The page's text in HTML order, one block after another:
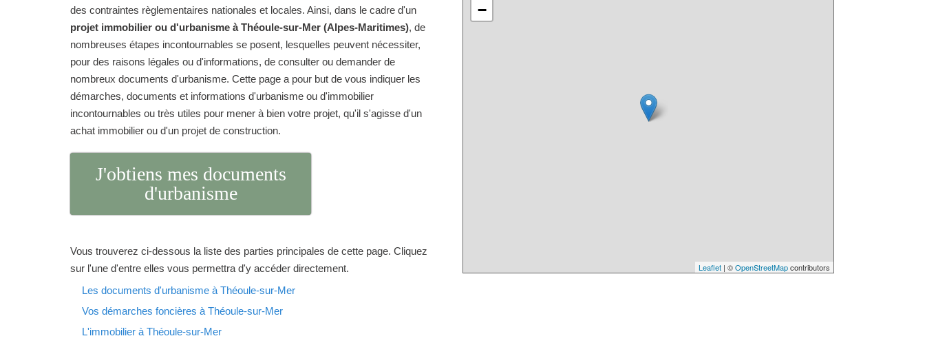
des contraintes règlementaires nationales et locales. Ainsi, dans le cadre d'un
projet immobilier ou d'urbanisme à Théoule-sur-Mer (Alpes-Maritimes), de
nombreuses étapes incontournables se posent, lesquelles peuvent nécessiter,
pour des raisons légales ou d'informations, de consulter ou demander de
nombreux documents d'urbanisme. Cette page a pour but de vous indiquer les
démarches, documents et informations d'urbanisme ou d'immobilier
incontournables ou très utiles pour mener à bien votre projet, qu'il s'agisse d'un
achat immobilier ou d'un projet de construction.
J'obtiens mes documents
d'urbanisme
Vous trouverez ci-dessous la liste des parties principales de cette page. Cliquez
sur l'une d'entre elles vous permettra d'y accéder directement.
Les documents d'urbanisme à Théoule-sur-Mer
Vos démarches foncières à Théoule-sur-Mer
L'immobilier à Théoule-sur-Mer
−
Leaflet | ©OpenStreetMapcontributors